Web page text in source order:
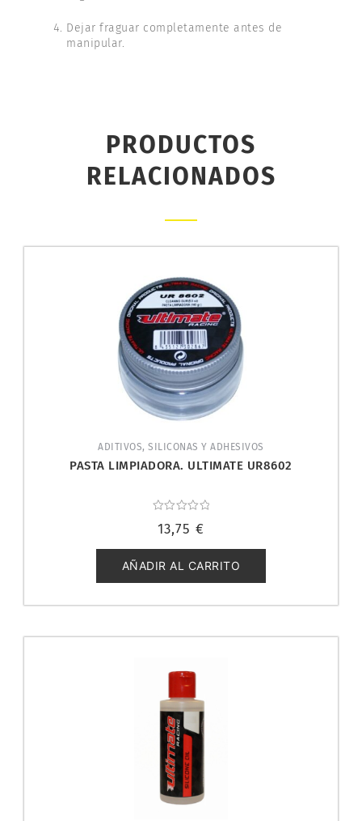
Dejar fraguar completamente antes de
manipular.
PRODUCTOS
RELACIONADOS
ADITIVOS, SILICONAS Y ADHESIVOS
PASTA LIMPIADORA. ULTIMATE UR8602
con
de
5
13,75 €
AÑADIR AL CARRITO